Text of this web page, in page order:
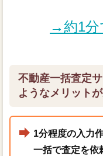
→約1分
不動産一括査定
ようなメリット
1分程度の入力
一括で査定を依